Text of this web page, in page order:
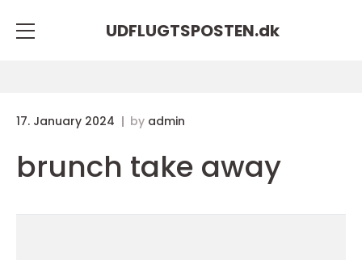
UDFLUGTSPOSTEN.dk
17. January 2024 by admin
brunch take away